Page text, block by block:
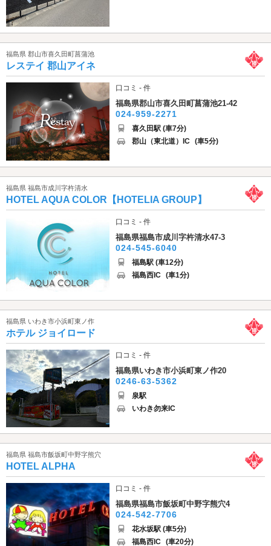
福島県 郡山市喜久田町菖蒲池
レステイ 郡山アイネ
口コミ - 件
福島県郡山市喜久田町菖蒲池21-42
024-959-2271
喜久田駅 (車7分)
郡山（東北道）IC (車5分)
福島県 福島市成川字杵清水
HOTEL AQUA COLOR【HOTELIA GROUP】
口コミ - 件
福島県福島市成川字杵清水47-3
024-545-6040
福島駅 (車12分)
福島西IC (車1分)
福島県 いわき市小浜町東ノ作
ホテル ジョイロード
口コミ - 件
福島県いわき市小浜町東ノ作20
0246-63-5362
泉駅
いわき勿来IC
福島県 福島市飯坂町中野字熊穴
HOTEL ALPHA
口コミ - 件
福島県福島市飯坂町中野字熊穴4
024-542-7706
花水坂駅 (車5分)
福島西IC (車20分)